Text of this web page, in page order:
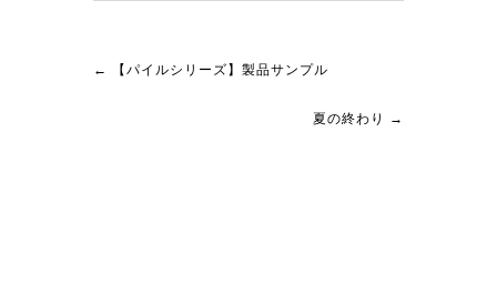
← 【パイルシリーズ】製品サンプル
夏の終わり →